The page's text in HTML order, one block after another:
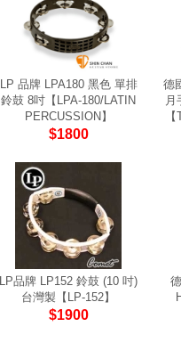
LP 品牌 LPA180 黑色 單排
鈴鼓 8吋【LPA-180/LATIN
PERCUSSION】
$1800
德
月
LP品牌 LP152 鈴鼓 (10 吋)
台灣製【LP-152】
$1900